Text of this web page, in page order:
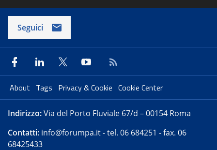
Seguici
About Tags Privacy & Cookie Cookie Center
Indirizzo:Via del Porto Fluviale 67/d – 00154 Roma
Contatti: info@forumpa.it- tel. 06 684251 - fax. 06
68425433